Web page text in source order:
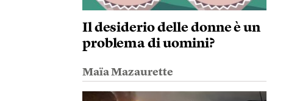
Il desiderio delle donne è un
problema di uomini?
Maïa Mazaurette